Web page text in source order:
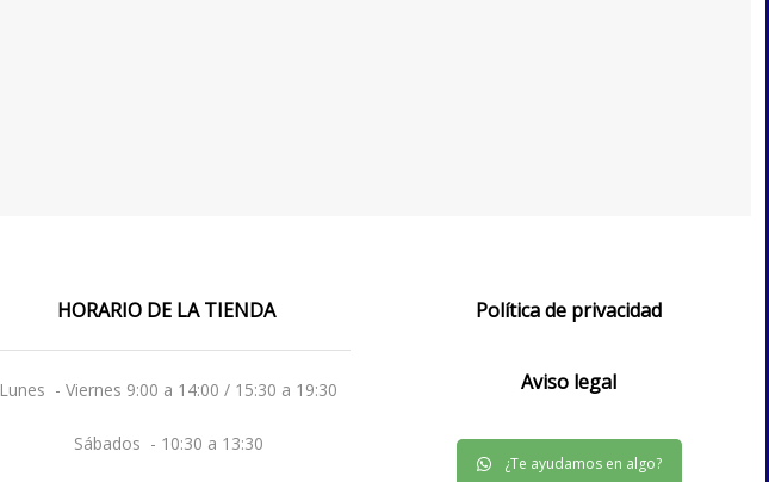
HORARIO DE LA TIENDA
Lunes - Viernes 9:00 a 14:00 / 15:30 a 19:30
Sábados - 10:30 a 13:30
Política de privacidad
Aviso legal
¿Te ayudamos en algo?